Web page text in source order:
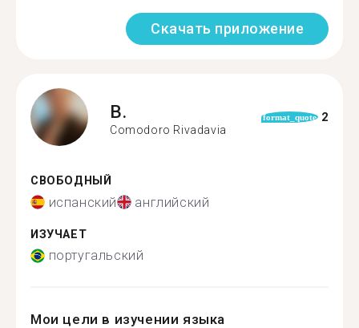
Скачать приложение
B.
Comodoro Rivadavia
format_quote 2
СВОБОДНЫЙ
испанский английский
ИЗУЧАЕТ
португальский
Мои цели в изучении языка